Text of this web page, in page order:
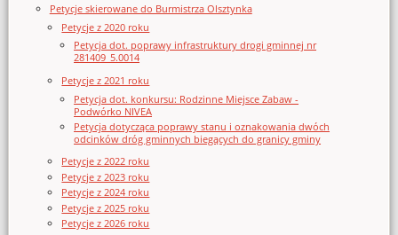
Petycje skierowane do Burmistrza Olsztynka
Petycje z 2020 roku
Petycja dot. poprawy infrastruktury drogi gminnej nr
281409_5.0014
Petycje z 2021 roku
Petycja dot. konkursu: Rodzinne Miejsce Zabaw -
Podwórko NIVEA
Petycja dotycząca poprawy stanu i oznakowania dwóch
odcinków dróg gminnych biegących do granicy gminy
Petycje z 2022 roku
Petycje z 2023 roku
Petycje z 2024 roku
Petycje z 2025 roku
Petycje z 2026 roku